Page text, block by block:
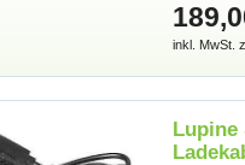
inkl. MwSt.
Lupine